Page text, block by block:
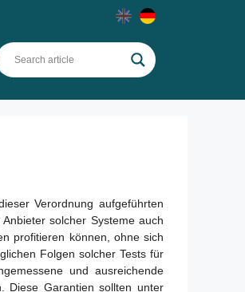
Verordnung aufgeführten
solcher Systeme auch
profitieren können, ohne sich
Folgen solcher Tests für
und ausreichende
Diese Garantien sollten unter